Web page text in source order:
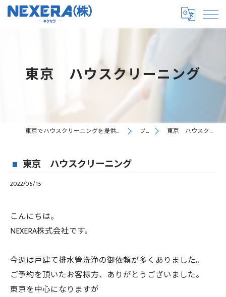
東京 ハウスクリーニング
東京でハウスクリーニングを提供するNEXERA株式会社 ブログ 東京 ハウスクリーニング
東京 ハウスクリーニング
2022/05/15
こんにちは。
NEXERA株式会社です。
今週は戸建て排水管洗浄の御依頼が多くありました。
ご予約を頂いたお客様方、ありがとうございました。
東京を中心になりますが